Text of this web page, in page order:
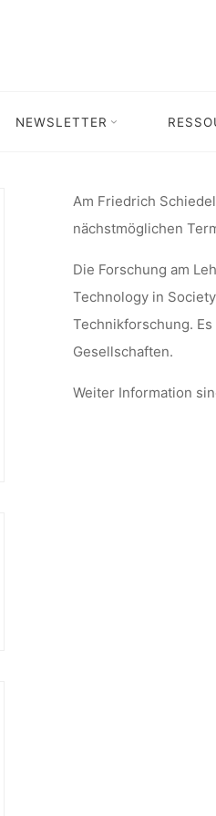
NEWSLETTER
Wissenschaftliche
Am Friedrich
nächstmöglichen
Die Forschung am
Technology in
Technikforschung.
Gesellschaften.
Weiter Information